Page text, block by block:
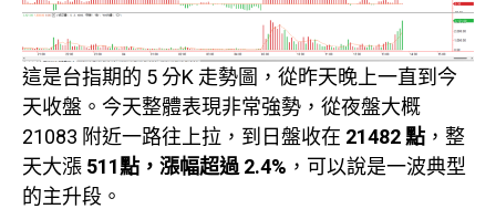
這是台指期的 5 分K 走勢圖，從昨天晚上一直到今
天收盤。今天整體表現非常強勢，從夜盤大概
21083 附近一路往上拉，到日盤收在 21482 點 ，整
天大漲 511點，漲幅超過 2.4% ，可以說是一波典型
的主升段。